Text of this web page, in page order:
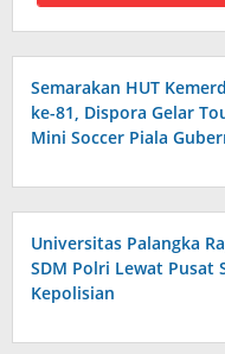
Semarakan HUT
ke-81, Dispora Gelar
Mini Soccer Piala
Universitas Palangka
SDM Polri Lewat Pusat
Kepolisian